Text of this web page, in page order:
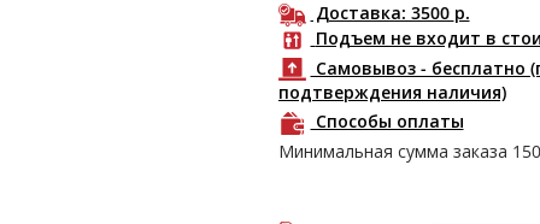
Доставка: 3500 р.
Подъем не входит в
Самовывоз - бесплатно
подтверждения наличия)
Способы оплаты
Минимальная сумма заказа